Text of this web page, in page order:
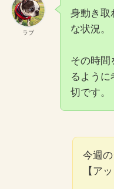
ラブ
身動き取
な状況。
その時間
るように
切です。
今週
【ア